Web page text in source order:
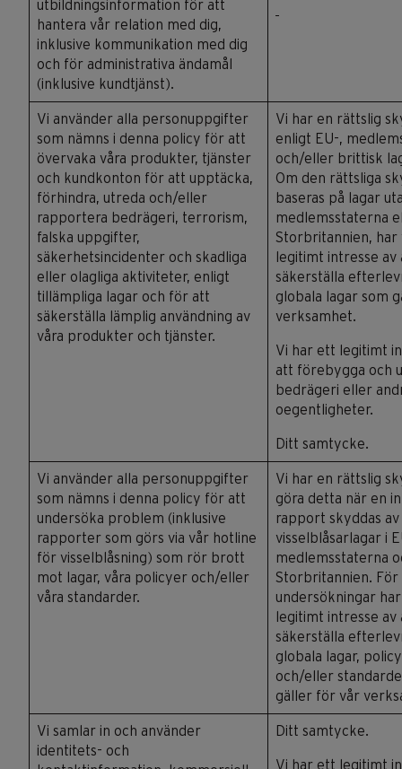
utbildningsinformation för att
hantera vår relation med dig,
inklusive kommunikation med dig
och för administrativa ändamål
(inklusive kundtjänst).
Vi använder alla personuppgifter
som nämns i denna policy för att
övervaka våra produkter, tjänster
och kundkonton för att upptäcka,
förhindra, utreda och/eller
rapportera bedrägeri, terrorism,
falska uppgifter,
säkerhetsincidenter och skadliga
eller olagliga aktiviteter, enligt
tillämpliga lagar och för att
säkerställa lämplig användning av
våra produkter och tjänster.
Vi har en rättslig
enligt EU-,
och/eller brittisk
Om den rättsliga
baseras på lagar
medlemsstaterna
Storbritannien, har
legitimt intresse av
säkerställa
globala lagar som
verksamhet.
Vi har ett legitimt
att förebygga och
bedrägeri eller
oegentligheter.
Ditt samtycke.
Vi använder alla personuppgifter
som nämns i denna policy för att
undersöka problem (inklusive
rapporter som görs via vår hotline
för visselblåsning) som rör brott
mot lagar, våra policyer och/eller
våra standarder.
Vi har en rättslig
göra detta när en
rapport skyddas av
visselblåsarlagar i
medlemsstaterna
Storbritannien. För
undersökningar
legitimt intresse av
säkerställa
globala lagar,
och/eller
gäller för vår
Vi samlar in och använder
identitets- och
Ditt samtycke.
Vi har ett legitimt